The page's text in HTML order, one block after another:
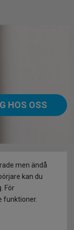
2018
HOS OSS
men ändå
kan du
För
funktioner.